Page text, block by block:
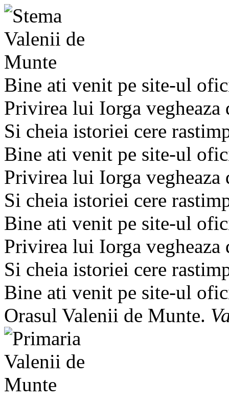
Bine ati venit pe site-ul
Privirea lui Iorga
Si cheia istoriei cere
Bine ati venit pe site-ul
Privirea lui Iorga
Si cheia istoriei cere
Bine ati venit pe site-ul
Privirea lui Iorga
Si cheia istoriei cere
Bine ati venit pe site-ul
Orasul Valenii de Munte.